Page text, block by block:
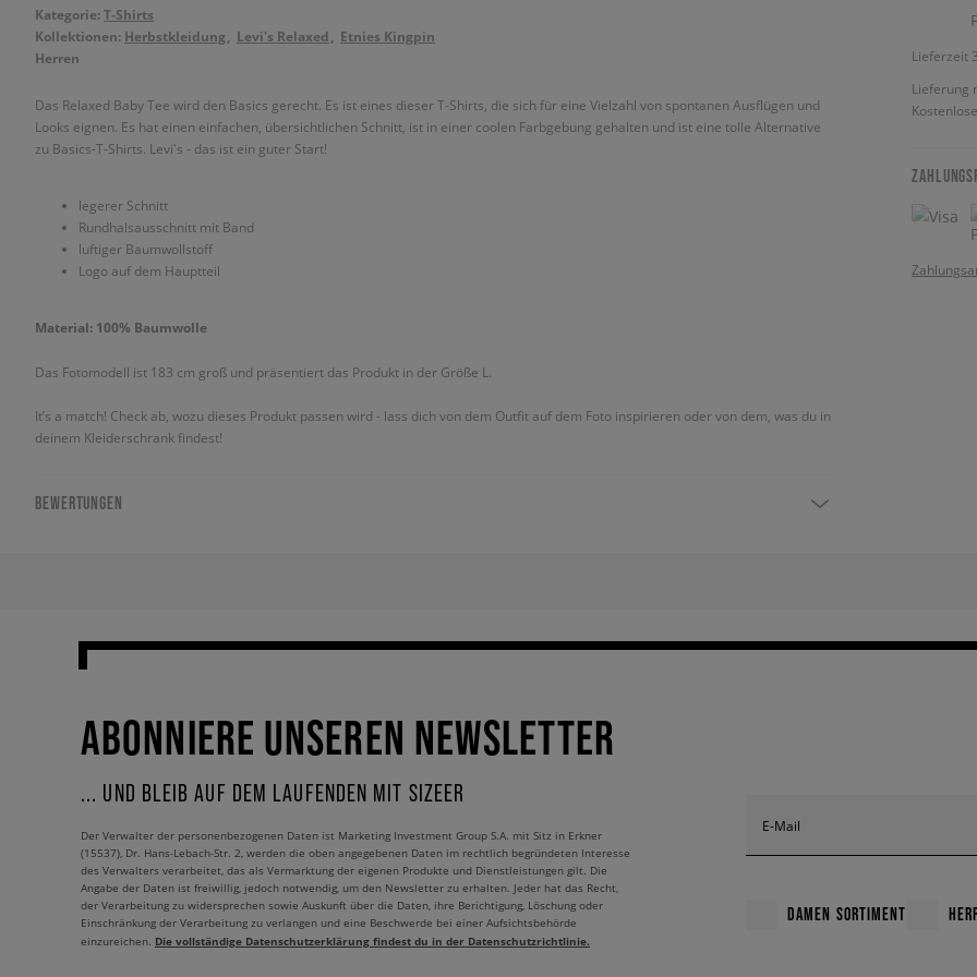
Kategorie:T-Shirts
Kollektionen: Herbstkleidung Levi's Relaxed
Etnies Kingpin
Herren
Das Relaxed Baby Tee wird den Basics gerecht. Es ist eines dieser T-Shirts, die sich für eine Vielzahl von spontanen Ausflügen und
Looks eignen. Es hat einen einfachen, übersichtlichen Schnitt, ist in einer coolen Farbgebung gehalten und ist eine tolle Alternative
zu Basics-T-Shirts. Levi's - das ist ein guter Start!
legerer Schnitt
Rundhalsausschnitt mit Band
luftiger Baumwollstoff
Logo auf dem Hauptteil
Material: 100% Baumwolle
Das Fotomodell ist 183 cm groß und präsentiert das Produkt in der Größe L.
It’s a match! Check ab, wozu dieses Produkt passen wird - lass dich von dem Outfit auf dem Foto inspirieren oder von dem, was du in
deinem Kleiderschrank findest!
BEWERTUNGEN
Lieferzeit
Lieferung
ABONNIERE UNSEREN NEWSLETTER
... UND BLEIB AUF DEM LAUFENDEN MIT SIZEER
E-Mail
DAMEN SORTIMENT
Der Verwalter der personenbezogenen Daten ist Marketing Investment Group S.A. mit Sitz in Erkner
(15537), Dr. Hans-Lebach-Str. 2, werden die oben angegebenen Daten im rechtlich begründeten Interesse
des Verwalters verarbeitet, das als Vermarktung der eigenen Produkte und Dienstleistungen gilt. Die
Angabe der Daten ist freiwillig, jedoch notwendig, um den Newsletter zu erhalten. Jeder hat das Recht,
der Verarbeitung zu widersprechen sowie Auskunft über die Daten, ihre Berichtigung, Löschung oder
Einschränkung der Verarbeitung zu verlangen und eine Beschwerde bei einer Aufsichtsbehörde
einzureichen. Die vollständige Datenschutzerklärung findest du in der Datenschutzrichtlinie.